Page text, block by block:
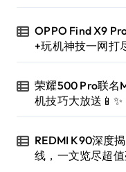
OPPO Find X9
+玩机神技一网打
荣耀500 Pro联名
机技巧大放送📱✨
REDMI K90深度
线，一文览尽超值